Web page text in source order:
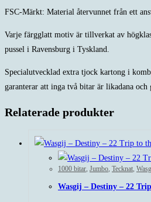
FSC-Märkt: Material återvunnet från ett
Varje färgglatt motiv är tillverkat av
pussel i Ravensburg i Tyskland.
Specialutvecklad extra tjock kartong i
garanterar att inga två bitar är likadana
Relaterade produkter
1000 bitar, Jumbo, Tecknat,
Wasgij – Destiny – 22